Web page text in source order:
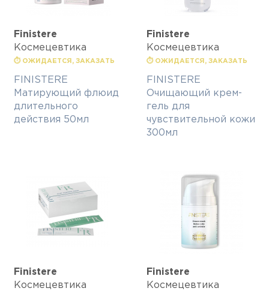
Finisterе
Космецевтика
⏱ ОЖИДАЕТСЯ, ЗАКАЗАТЬ
FINISTERE
Матирующий флюид
длительного
действия 50мл
Finisterе
Космецевтика
⏱ ОЖИДАЕТСЯ, ЗАКАЗАТЬ
FINISTERE
Очищающий крем-
гель для
чувствительной кожи
300мл
Finisterе
Космецевтика
Finisterе
Космецевтика